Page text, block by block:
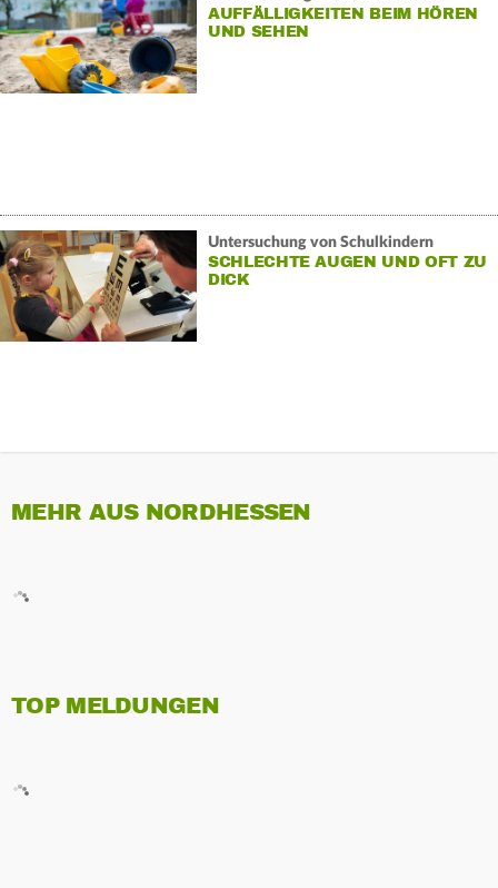
AUFFÄLLIGKEITEN BEIM HÖREN
UND SEHEN
Untersuchung von Schulkindern
SCHLECHTE AUGEN UND OFT ZU
DICK
MEHR AUS NORDHESSEN
TOP MELDUNGEN